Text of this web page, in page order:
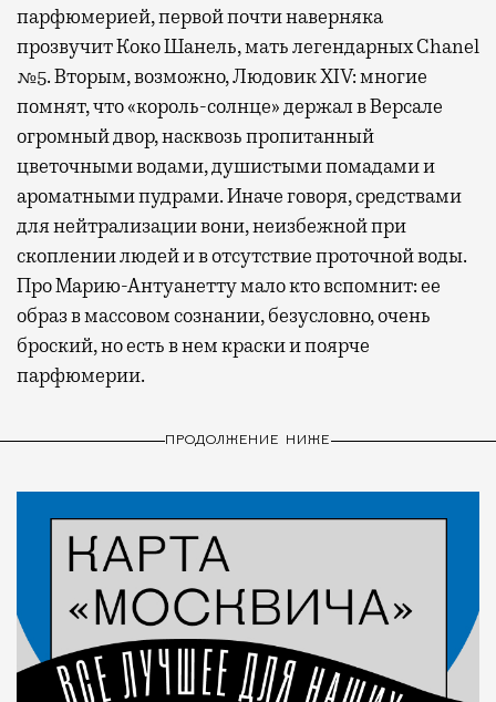
парфюмерией, первой почти наверняка
прозвучит Коко Шанель, мать легендарных Chanel
№5. Вторым, возможно, Людовик XIV: многие
помнят, что «король-солнце» держал в Версале
огромный двор, насквозь пропитанный
цветочными водами, душистыми помадами и
ароматными пудрами. Иначе говоря, средствами
для нейтрализации вони, неизбежной при
скоплении людей и в отсутствие проточной воды.
Про Марию-Антуанетту мало кто вспомнит: ее
образ в массовом сознании, безусловно, очень
броский, но есть в нем краски и поярче
парфюмерии.
ПРОДОЛЖЕНИЕ НИЖЕ